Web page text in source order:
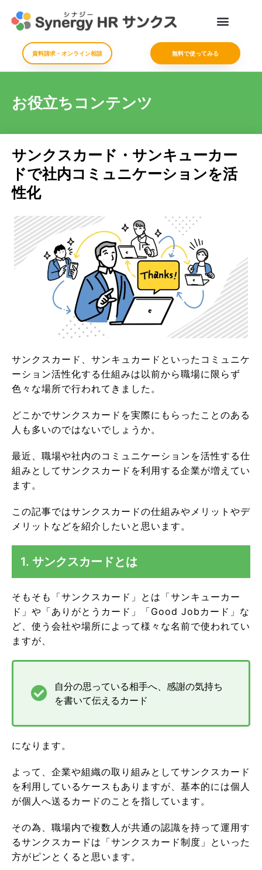
資料請求・オンライン相談 無料で使ってみる
お役立ちコンテンツ
サンクスカード・サンキューカー
ドで社内コミュニケーションを活
性化
サンクスカード、サンキュカードといったコミュニケ
ーション活性化する仕組みは以前から職場に限らず
色々な場所で行われてきました。
どこかでサンクスカードを実際にもらったことのある
人も多いのではないでしょうか。
最近、職場や社内のコミュニケーションを活性する仕
組みとしてサンクスカードを利用する企業が増えてい
ます。
この記事ではサンクスカードの仕組みやメリットやデ
メリットなどを紹介したいと思います。
1. サンクスカードとは
そもそも「サンクスカード」とは「サンキューカー
ド」や「ありがとうカード」「Good Jobカード」な
ど、使う会社や場所によって様々な名前で使われてい
ますが、
自分の思っている相手へ、感謝の気持ち
を書いて伝えるカード
になります。
よって、企業や組織の取り組みとしてサンクスカード
を利用しているケースもありますが、基本的には個人
が個人へ送るカードのことを指しています。
その為、職場内で複数人が共通の認識を持って運用す
るサンクスカードは「サンクスカード制度」といった
方がピンとくると思います。